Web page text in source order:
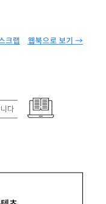
웹북으로 보기 →
크랩